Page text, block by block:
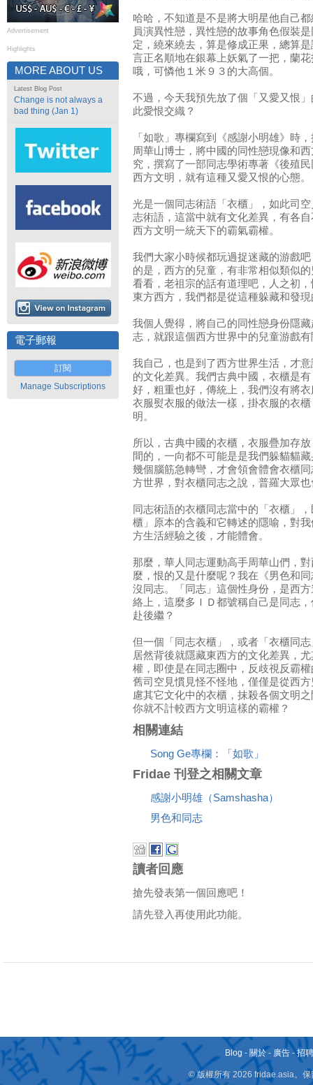
Advertisement
Highlights
MORE ABOUT US
Latest Blog Post
Change is not always a
bad thing (Jan 1)
電子郵報
訂閱
Manage Subscriptions
哈哈，不知道是不是將大明星他自己
員演異性戀，異性戀的故事角色假裝
定，繞來繞去，算是修成正果，總算
言正名順地在銀幕上妖氣了一把，蘭
哦，可憐他１米９３的大高個。
不過，今天我預先放了個「又愛又恨
此愛恨交織？
「如歌」專欄寫到《感謝小明雄》時
周華山博士，將中國的同性戀現像和
究，撰寫了一部同志學術專著《後殖
西方文明，就有這種又愛又恨的心態。
光是一個同志術語「衣櫃」，如此司
志術語，這當中就有文化差異，有各
西方文明一統天下的霸氣霸權。
我們大家小時候都玩過捉迷藏的游戲
的是，西方的兒童，有非常相似類似
看看，老祖宗的話有道理吧，人之初
東方西方，我們都是從這種躲藏和發
我個人覺得，將自己的同性戀身份隱
志，就跟這個西方世界中的兒童游戲有
我自己，也是到了西方世界生活，才
的文化差異。我們古典中國，衣櫃是
好，粗重也好，傳統上，我們沒有將
衣服熨衣服的做法一樣，掛衣服的衣
明。
所以，古典中國的衣櫃，衣服疊加存
間的，一向都不可能是是我們躲貓貓
幾個腦筋急轉彎，才會領會體會衣櫃
方世界，對衣櫃同志之說，普羅大眾
同志術語的衣櫃同志當中的「衣櫃」
櫃」原本的含義和它轉述的隱喻，對
方生活經驗之後，才能體會。
那麼，華人同志運動高手周華山們，
麼，恨的又是什麼呢？我在《男色和
沒同志。「同志」這個性身份，是西
絡上，這麼多ＩＤ都號稱自己是同志
赴後繼？
但一個「同志衣櫃」，或者「衣櫃同
居然背後就隱藏東西方的文化差異，
權，即使是在同志圈中，反歧視反霸
舊司空見慣見怪不怪地，僅僅是從西
慮其它文化中的衣櫃，抹殺各個文明
你就不計較西方文明這樣的霸權？
相關連結
Song Ge專欄：「如歌」
Fridae 刊登之相關文章
感謝小明雄（Samshasha）
男色和同志
讀者回應
搶先發表第一個回應吧！
請先登入再使用此功能。
Blog - 關於 - 廣告 -招
© 版權所有 2026 fridae.asia。